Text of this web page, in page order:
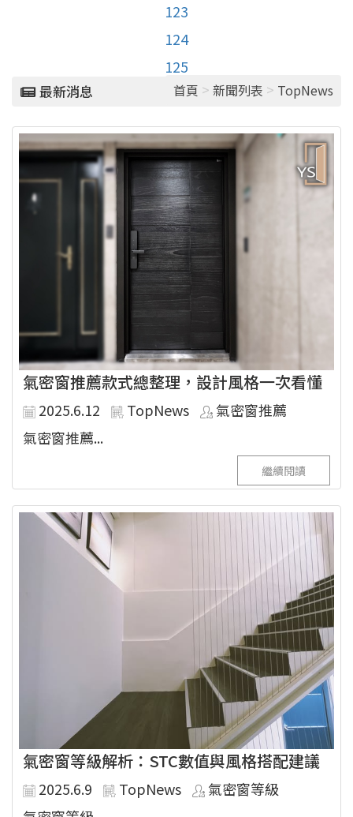
123
124
125
最新消息 首頁 > 新聞列表 > TopNews
氣密窗推薦款式總整理，設計風格一次看懂
2025.6.12 TopNews
氣密窗推薦
氣密窗推薦...
繼續閱讀
氣密窗等級解析：STC數值與風格搭配建議
2025.6.9 TopNews
氣密窗等級